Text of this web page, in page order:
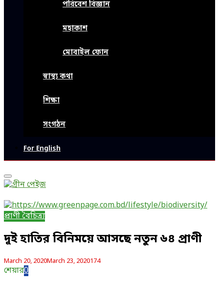
পরিবেশ বিজ্ঞান
মহাকাশ
মোবাইল ফোন
স্বাস্থ্য কথা
শিক্ষা
সংগঠন
For English
Primary
Menu
প্রাণী বৈচিত্র্য
দুই হাতির বিনিময়ে আসছে নতুন ৬৪ প্রাণী
March 20, 2020March 23, 2020174
শেয়ার0